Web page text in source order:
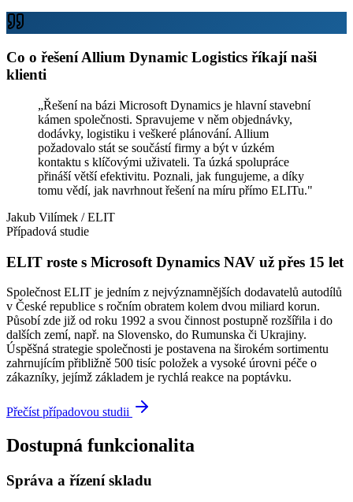
Co o řešení Allium Dynamic Logistics říkají naši
klienti
„Řešení na bázi Microsoft Dynamics je hlavní stavební
kámen společnosti. Spravujeme v něm objednávky,
dodávky, logistiku i veškeré plánování. Allium
požadovalo stát se součástí firmy a být v úzkém
kontaktu s klíčovými uživateli. Ta úzká spolupráce
přináší větší efektivitu. Poznali, jak fungujeme, a díky
tomu vědí, jak navrhnout řešení na míru přímo ELITu."
Jakub Vilímek /ELIT
Případová studie
ELIT roste s Microsoft Dynamics NAV už přes 15 let
Společnost ELIT je jedním z nejvýznamnějších dodavatelů autodílů
v České republice s ročním obratem kolem dvou miliard korun.
Působí zde již od roku 1992 a svou činnost postupně rozšířila i do
dalších zemí, např. na Slovensko, do Rumunska či Ukrajiny.
Úspěšná strategie společnosti je postavena na širokém sortimentu
zahrnujícím přibližně 500 tisíc položek a vysoké úrovni péče o
zákazníky, jejímž základem je rychlá reakce na poptávku.
Přečíst případovou studii
Dostupná funkcionalita
Správa a řízení skladu